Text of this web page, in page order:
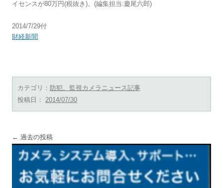
イセンスが80万円(税抜き)。(編集担当:慶尾六郎)
2014/7/29付
財経新聞
カテゴリ： 防犯、監視カメラニュース記事
投稿日： 2014/07/30
投稿ナビゲーション
← 過去の投稿